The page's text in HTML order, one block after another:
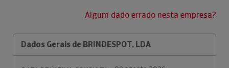
Algum dado errado nesta empresa?
Dados Gerais de BRINDESPOT, LDA